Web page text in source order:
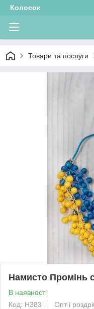
Колосок
Товари та послуги
Намисто Промінь
В наявності
Код: Н383
Опт і